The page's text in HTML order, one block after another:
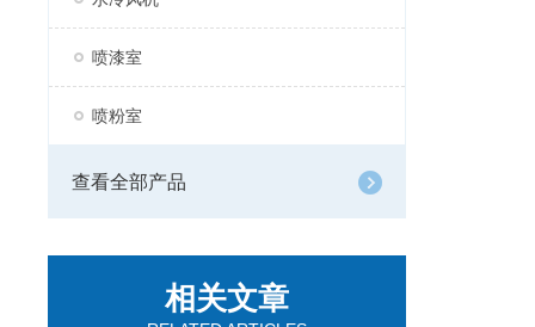
喷漆室
喷粉室
查看全部产品
相关文章